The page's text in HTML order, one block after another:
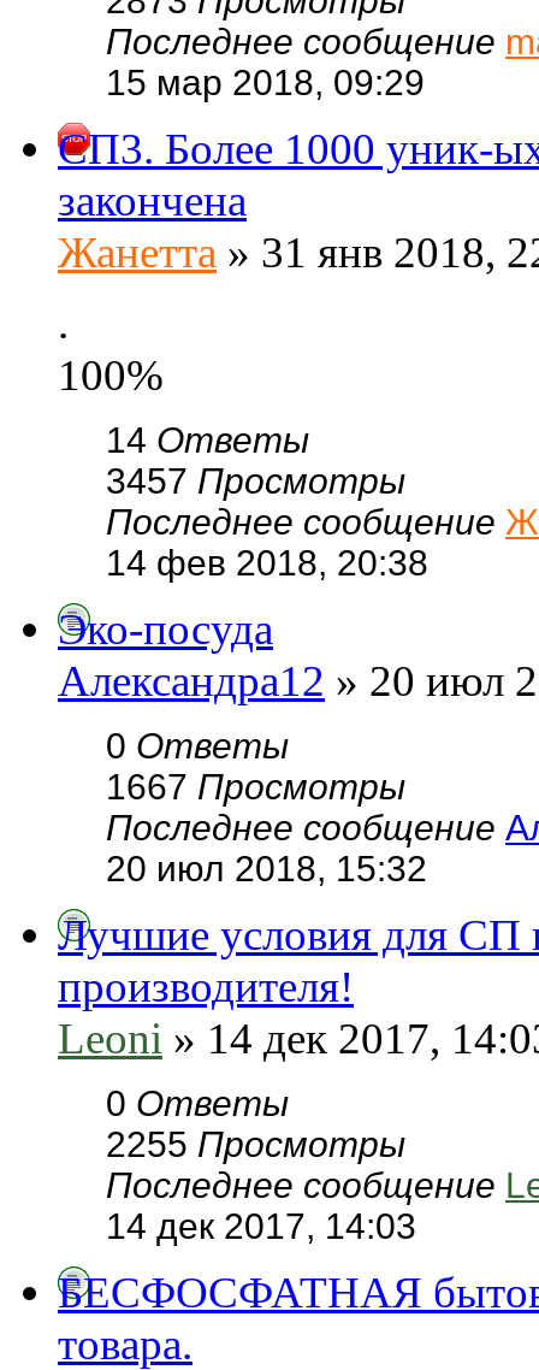
Последнее сообщение
15 мар 2018, 09:29
СП3. Более 1000 уник-
закончена
Жанетта » 31 янв 2018,
.
100%
14 Ответы
3457 Просмотры
Последнее сообщение
14 фев 2018, 20:38
Эко-посуда
Александра12 » 20 июл
0 Ответы
1667 Просмотры
Последнее сообщение
20 июл 2018, 15:32
Лучшие условия для СП
производителя!
Leoni » 14 дек 2017,
0 Ответы
2255 Просмотры
Последнее сообщение
14 дек 2017, 14:03
БЕСФОСФАТНАЯ
товара.